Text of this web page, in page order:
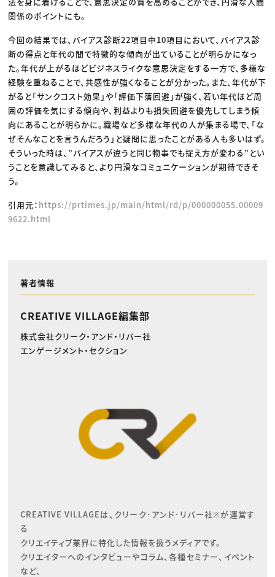
関係のポイントにも。
今回の結果では、バイアス診断22項目中10項目において、バイアス診
断の得点と年代の間で特徴的な傾向が出ていることが明らかになっ
た。年代が上がるほどビジネスライクな意思決定をする一方で、多様な
経験を重ねることで、共感性が強くなることが分かった。また、年代が下
がると「サンクコスト効果」や「評価下落回避」が強く、若い年代ほど周
囲の評価を気にする傾向や、利益よりも損失回避を優先してしまう傾
向にあることが明らかに。職場など多様な年代の人が集まる場で、「な
ぜそんなことを言うんだろう」と疑問に思ったことがある人も多いはず。
そういった時は、”バイアスが違うと同じ物事でも捉え方が変わる”とい
うことを意識してみると、より円滑なコミュニケーションが期待できそ
う。
引用元： https://prtimes.jp/main/html/rd/p/000000055.00009
9622.html
著者情報
CREATIVE VILLAGE編集部
株式会社クリーク・アンド・リバー社
エンゲージメント・セクション
CREATIVE VILLAGEは、クリーク･アンド･リバー社※が運営す
る
クリエイティブ業界に特化した情報を扱うメディアです。
クリエイターへのインタビューやコラム、各種セミナー、イベント
など、